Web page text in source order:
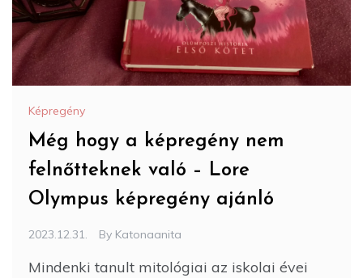
Képregény
Még hogy a képregény nem
felnőtteknek való – Lore
Olympus képregény ajánló
2023.12.31. By Katonaanita
Mindenki tanult mitológiai az iskolai évei